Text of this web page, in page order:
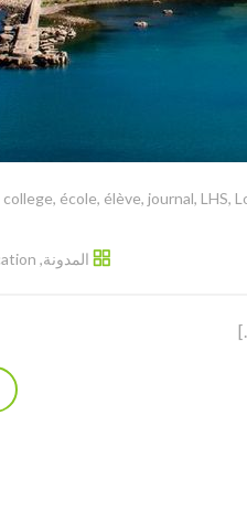
college, école, élève, journal, LHS,
المدونة,